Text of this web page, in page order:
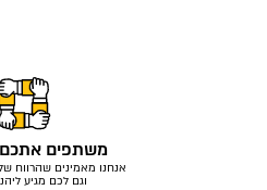
משתפים אתכם
אנחנו מאמינים שהרווח
וגם לכם מגיע